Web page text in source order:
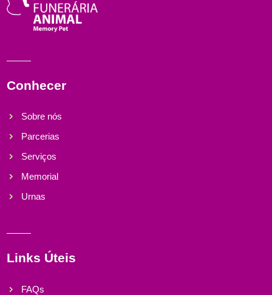
Conhecer
Sobre nós
Parcerias
Serviços
Memorial
Urnas
Links Úteis
FAQs